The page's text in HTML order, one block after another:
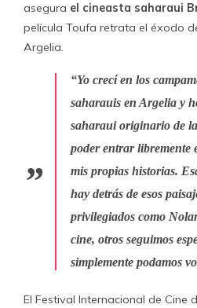
asegura el cineasta saharaui
película Toufa retrata el éxodo
Argelia.
“Yo crecí en los
saharauis en Argelia y
saharaui originario de
poder entrar libremente
mis propias historias.
hay detrás de esos
privilegiados como
cine, otros seguimos
simplemente podamos
El Festival Internacional de Cine